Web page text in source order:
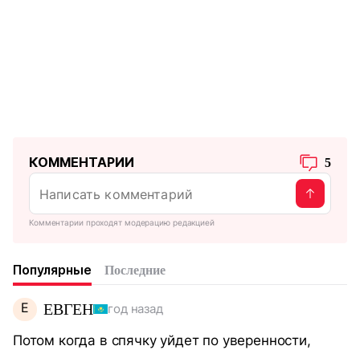
КОММЕНТАРИИ 5
Комментарии проходят модерацию редакцией
Популярные Последние
Е ЕВГЕН год назад
Потом когда в спячку уйдет по уверенности,